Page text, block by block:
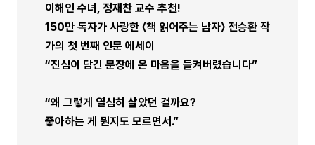
이해인 수녀, 정재찬 교수 추천!
150만 독자가 사랑한 〈책 읽어주는 남자〉 전승환 작
가의 첫 번째 인문 에세이
“진심이 담긴 문장에 온 마음을 들켜버렸습니다”
“왜 그렇게 열심히 살았던 걸까요?
좋아하는 게 뭔지도 모르면서.”